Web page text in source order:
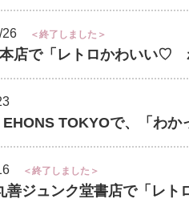
26 ＜終了しました＞
店で「レトロかわいい♡
TOKYOで、「わ
＜終了しました＞
善ジュンク堂書店で「レ